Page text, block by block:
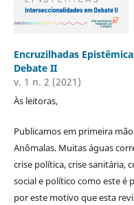
Encruzilhadas
Debate II
v. 1 n. 2 (2021)
Às leitoras,
Publicamos em primeira
Anômalas. Muitas águas
crise política, crise sanitária,
social e político como este é
por este motivo que esta